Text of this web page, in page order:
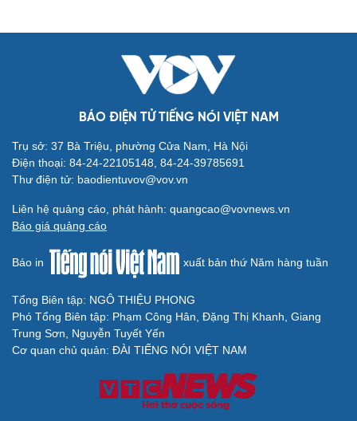
Cải chính
BÁO ĐIỆN TỬ TIẾNG NÓI VIỆT NAM
Trụ sở: 37 Bà Triệu, phường Cửa Nam, Hà Nội
Điện thoại: 84-24-22105148, 84-24-39785691
Thư điện tử: baodientuvov@vov.vn
Liên hệ quảng cáo, phát hành: quangcao@vovnews.vn
Báo giá quảng cáo
Báo in xuất bản thứ Năm hàng tuần
Tổng Biên tập: NGÔ THIỆU PHONG
Phó Tổng Biên tập: Phạm Công Hân, Đặng Thị Khanh, Giang
Trung Sơn, Nguyễn Tuyết Yến
Cơ quan chủ quản: ĐÀI TIẾNG NÓI VIỆT NAM